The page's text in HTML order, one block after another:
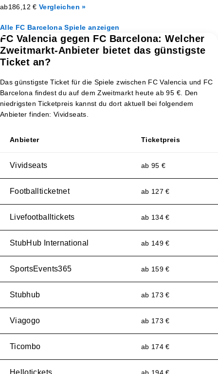
ab186,12 € Vergleichen »
Alle FC Barcelona Spiele anzeigen
FC Valencia gegen FC Barcelona: Welcher
Zweitmarkt-Anbieter bietet das günstigste
Ticket an?
Das günstigste Ticket für die Spiele zwischen FC Valencia und FC
Barcelona findest du auf dem Zweitmarkt heute ab 95 €. Den
niedrigsten Ticketpreis kannst du dort aktuell bei folgendem
Anbieter finden: Vividseats.
Anbieter Ticketpreis
Vividseats ab 95 €
Footballticketnet ab 127 €
Livefootballtickets ab 134 €
StubHub International ab 149 €
SportsEvents365 ab 159 €
Stubhub ab 173 €
Viagogo ab 173 €
Ticombo ab 174 €
Hellotickets ab 194 €